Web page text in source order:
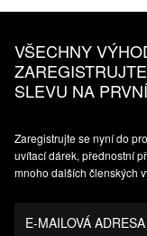
VŠECHNY
SLEVU NA
Zaregistrujte se nyní do
uvítací dárek, přednostní
mnoho dalších členských
E-MAILOVÁ ADRESA